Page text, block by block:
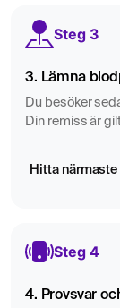
Steg 3
3. Lämna
Du besöker
Din remiss är
Hitta
Steg 4
4. Provsvar